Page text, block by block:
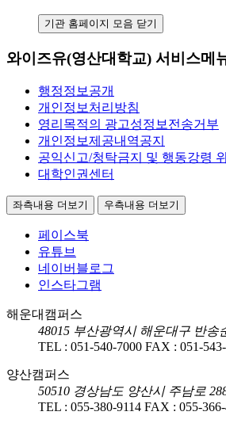
기관 홈페이지 모음 닫기
와이즈유(영산대학교) 서비스메
행정정보공개
개인정보처리방침
영리목적의 광고성정보전송거부
개인정보제공내역공지
공익신고/청탁금지 및 행동강령
대학인권센터
좌측내용 더보기 우측내용 더보기
페이스북
유튜브
네이버블로그
인스타그램
해운대캠퍼스
48015 부산광역시 해운대구 반송
TEL : 051-540-7000 FAX : 051-
양산캠퍼스
50510 경상남도 양산시 주남로
TEL : 055-380-9114 FAX : 055-